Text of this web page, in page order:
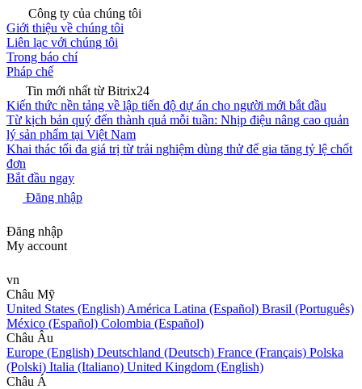
Công ty của chúng tôi
Giới thiệu về chúng tôi
Liên lạc với chúng tôi
Trong báo chí
Pháp chế
Tin mới nhất từ Bitrix24
Kiến thức nền tảng về lập tiến độ dự án cho người mới bắt đầu
Từ kịch bản quý đến thành quả mỗi tuần: Nhịp điệu nâng cao quản
lý sản phẩm tại Việt Nam
Khai thác tối đa giá trị từ trải nghiệm dùng thử để gia tăng tỷ lệ chốt
đơn
Bắt đầu ngay
Đăng nhập
Đăng nhập
My account
vn
Châu Mỹ
United States (English) América Latina (Español) Brasil (Português)
México (Español) Colombia (Español)
Châu Âu
Europe (English) Deutschland (Deutsch) France (Français) Polska
(Polski) Italia (Italiano) United Kingdom (English)
Châu Á